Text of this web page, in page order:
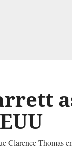
Clarence Thomas